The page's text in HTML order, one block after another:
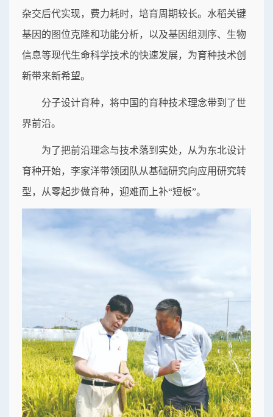
杂交后代实现，费力耗时，培育周期较长。水稻关键
基因的图位克隆和功能分析，以及基因组测序、生物
信息等现代生命科学技术的快速发展，为育种技术创
新带来新希望。
分子设计育种，将中国的育种技术理念带到了世
界前沿。
为了把前沿理念与技术落到实处，从为东北设计
育种开始，李家洋带领团队从基础研究向应用研究转
型，从零起步做育种，迎难而上补“短板”。